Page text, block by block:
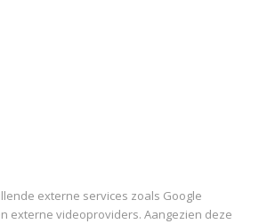
externe services zoals Google
externe videoproviders. Aangezien deze